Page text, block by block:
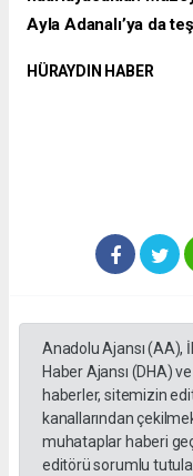
Ayla Adanalı’ya da
HÜRAYDIN HABER
Anadolu Ajansı (AA),
Haber Ajansı (DHA)
haberler, sitemizin
kanallarından
muhataplar haberi
editörü sorumlu